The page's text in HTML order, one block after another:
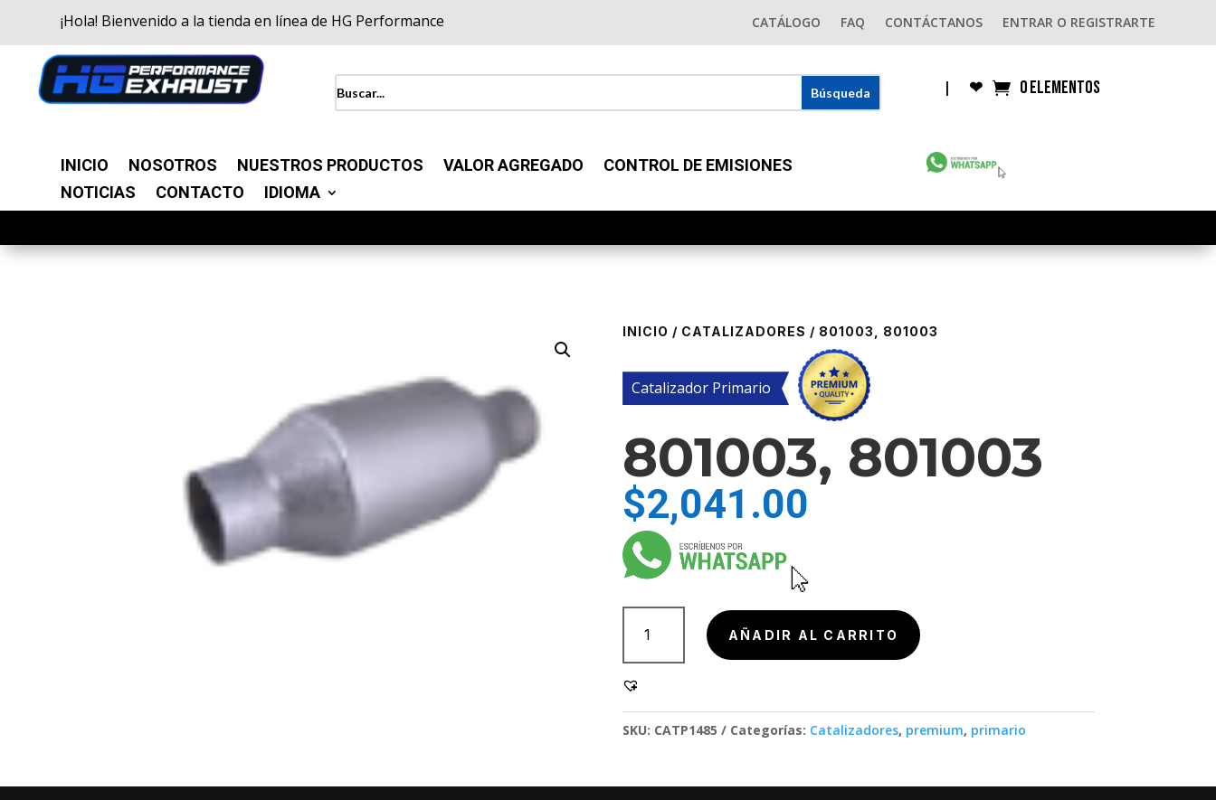
¡Hola! Bienvenido a la tienda en línea de HG Performance CATÁLOGO FAQ CONTÁCTANOS ENTRAR O REGISTRARTE
| ❤︎ 0 elementos
INICIO NOSOTROS NUESTROS PRODUCTOS VALOR AGREGADO
CONTROL DE EMISIONES
NOTICIAS
CONTACTO IDIOMA
INICIO / CATALIZADORES / 801003, 801003
Catalizador Primario
801003, 801003
$2,041.00
801003,
801003
cantidad
AÑADIR AL CARRITO
SKU: CATP1485 Categorías: Catalizadores, premium, primario